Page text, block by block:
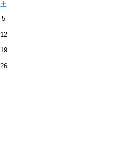
土
5
12
19
26